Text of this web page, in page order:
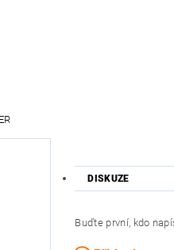
DISKUZE
Buďte první, kdo